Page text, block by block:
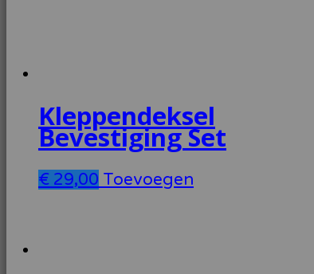
Kleppendeksel
Bevestiging Set
€ 29,00 Toevoegen